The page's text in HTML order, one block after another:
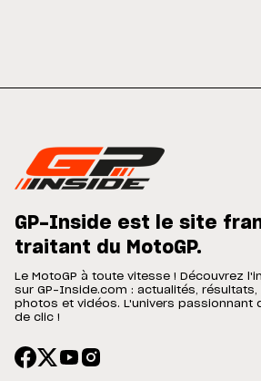
GP-Inside est le site
traitant du MotoGP.
Le MotoGP à toute vitesse ! Découvrez
sur GP-Inside.com : actualités, résultats,
photos et vidéos. L'univers passionnant
de clic !